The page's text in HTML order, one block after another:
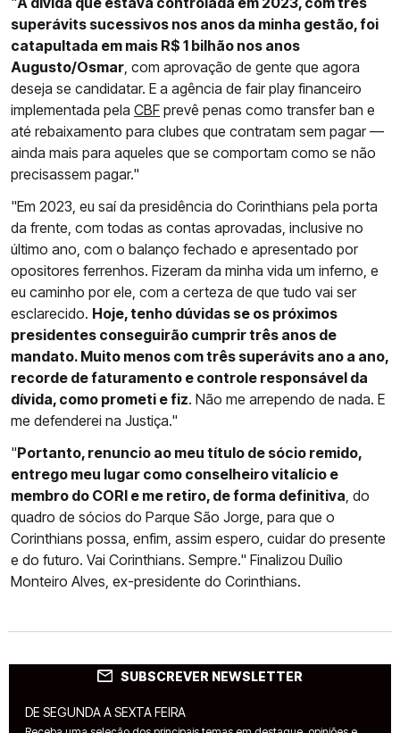
superávits sucessivos nos anos da minha gestão, foi
catapultada em mais R$ 1 bilhão nos anos
Augusto/Osmar , com aprovação de gente que agora
deseja se candidatar. E a agência de fair play financeiro
implementada pela CBF prevê penas como transfer ban e
até rebaixamento para clubes que contratam sem pagar —
ainda mais para aqueles que se comportam como se não
precisassem pagar."
"Em 2023, eu saí da presidência do Corinthians pela porta
da frente, com todas as contas aprovadas, inclusive no
último ano, com o balanço fechado e apresentado por
opositores ferrenhos. Fizeram da minha vida um inferno, e
eu caminho por ele, com a certeza de que tudo vai ser
esclarecido. Hoje, tenho dúvidas se os próximos
presidentes conseguirão cumprir três anos de
mandato. Muito menos com três superávits ano a ano,
recorde de faturamento e controle responsável da
dívida, como prometi e fiz. Não me arrependo de nada. E
me defenderei na Justiça."
"Portanto, renuncio ao meu título de sócio remido,
entrego meu lugar como conselheiro vitalício e
membro do CORI e me retiro, de forma definitiva , do
quadro de sócios do Parque São Jorge, para que o
Corinthians possa, enfim, assim espero, cuidar do presente
e do futuro. Vai Corinthians. Sempre." Finalizou Duílio
Monteiro Alves, ex-presidente do Corinthians.
SUBSCREVER NEWSLETTER
DE SEGUNDA A SEXTA FEIRA